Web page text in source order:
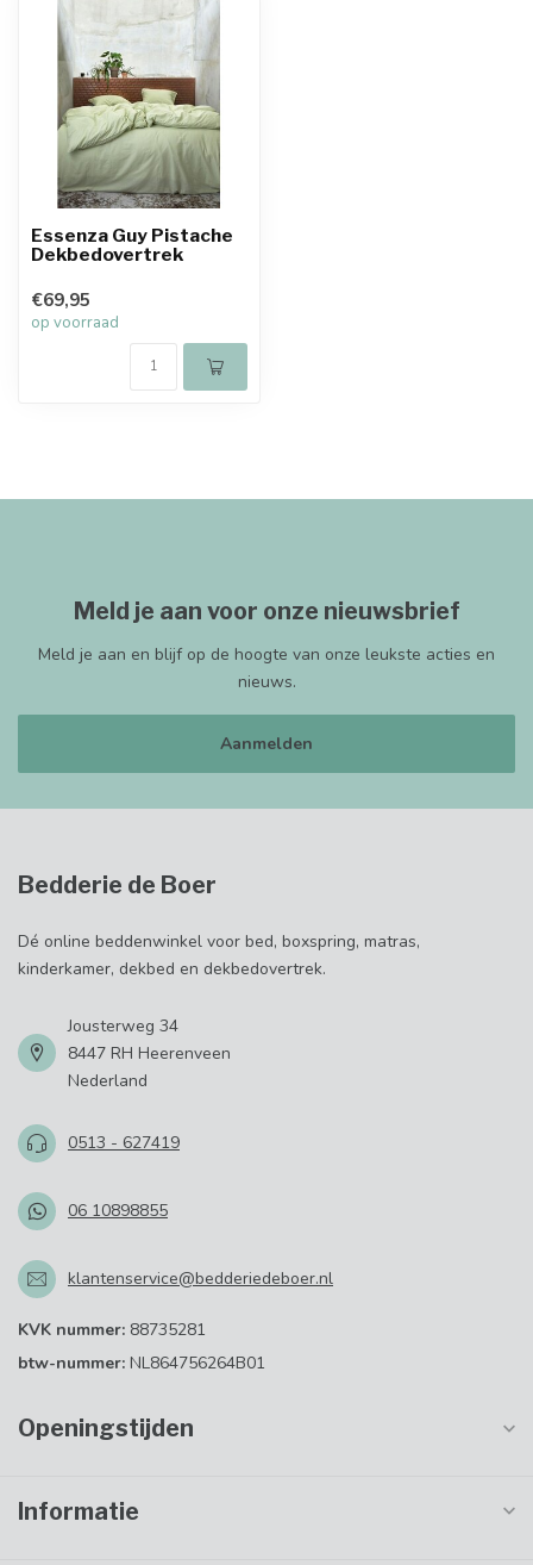
Essenza Guy Pistache
Dekbedovertrek
€69,95
op voorraad
Meld je aan voor onze nieuwsbrief
Meld je aan en blijf op de hoogte van onze leukste acties en
nieuws.
Aanmelden
Bedderie de Boer
Dé online beddenwinkel voor bed, boxspring, matras,
kinderkamer, dekbed en dekbedovertrek.
Jousterweg 34
8447 RH Heerenveen
Nederland
0513 - 627419
06 10898855
klantenservice@bedderiedeboer.nl
KVK nummer: 88735281
btw-nummer: NL864756264B01
Openingstijden
Informatie